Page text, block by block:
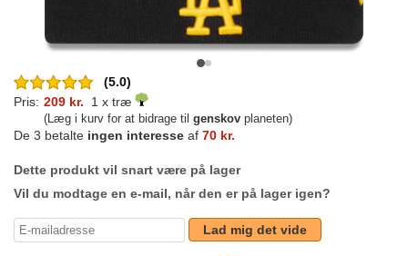
(5.0)
Pris: 209 kr. 1 x træ
(Læg i kurv for at bidrage til genskov planeten)
De 3 betalte ingen interesse af 70 kr.
Dette produkt vil snart være på lager
Vil du modtage en e-mail, når den er på lager igen?
Lad mig det vide